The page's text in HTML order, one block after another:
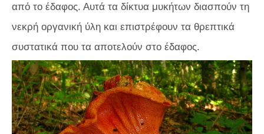
από το έδαφος. Αυτά τα δίκτυα μυκήτων διασπούν τη
νεκρή οργανική ύλη και επιστρέφουν τα θρεπτικά
συστατικά που τα αποτελούν στο έδαφος.